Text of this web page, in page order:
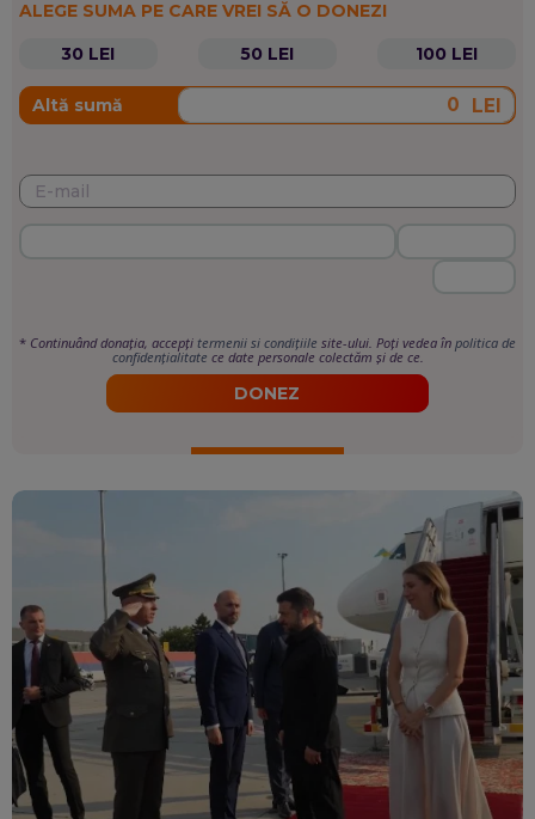
ALEGE SUMA PE CARE VREI SĂ O DONEZI
30 LEI
50 LEI 100 LEI
Altă sumă LEI
* Continuând donația, accepți termenii si condițiile site-ului. Poți vedea în politica de
confidențialitate ce date personale colectăm și de ce.
DONEZ